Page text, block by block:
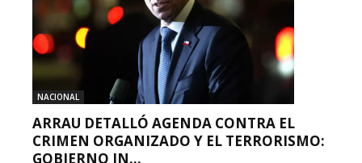
NACIONAL
ARRAU DETALLÓ AGENDA CONTRA EL
CRIMEN ORGANIZADO Y EL TERRORISMO:
GOBIERNO IN...